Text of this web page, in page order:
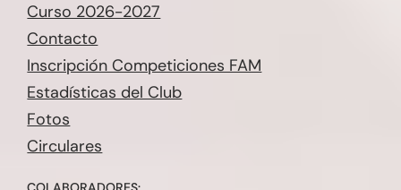
Curso 2026-2027
Contacto
Inscripción Competiciones FAM
Estadísticas del Club
Fotos
Circulares